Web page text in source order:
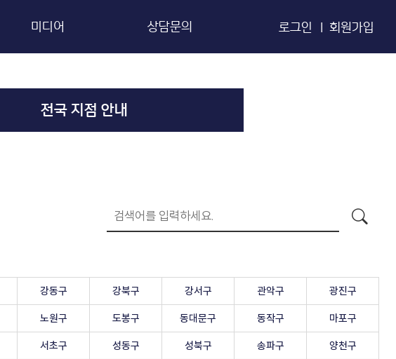
로그인 | 회원가입
미디어 상담문의
전국 지점 안내
강동구 강북구 강서구 관악구 광진구
노원구 도봉구 동대문구 동작구 마포구
서초구 성동구 성북구 송파구 양천구